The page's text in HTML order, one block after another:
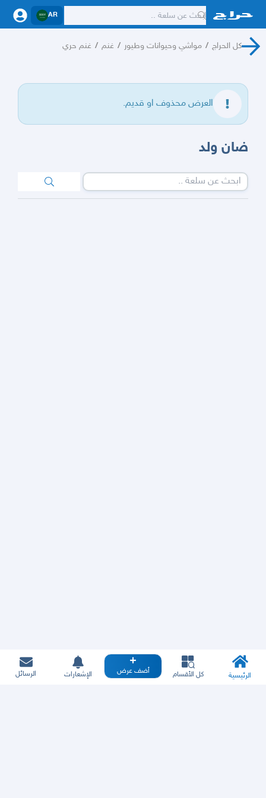
AR
كل الحراج / مواشي وحيوانات وطيور / غنم / غنم حري
العرض محذوف او قديم.
ضان ولد
الرئيسية كل الأقسام أضف عرض الإشعارات الرسائل